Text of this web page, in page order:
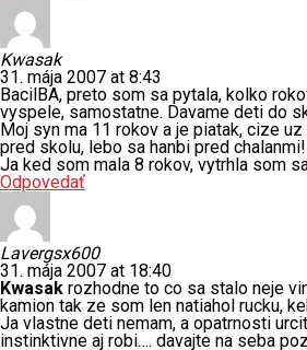
Kwasak
31. mája 2007 at 8:43
BacilBA, preto som sa pytala, kolko
vyspele, samostatne. Davame deti do
Moj syn ma 11 rokov a je piatak, cize
pred skolu, lebo sa hanbi pred
Ja ked som mala 8 rokov, vytrhla som
Odpovedať
Lavergsx600
31. mája 2007 at 18:40
Kwasak rozhodne to co sa stalo neje
kamion tak ze som len natiahol rucku,
Ja vlastne deti nemam, a opatrnosti
instinktivne aj robi…. davajte na seba